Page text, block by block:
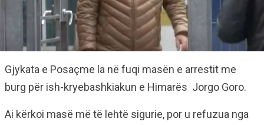
Gjykata e Posaçme la në fuqi masën e arrestit me
burg për ish-kryebashkiakun e Himarës Jorgo Goro.
Ai kërkoi masë më të lehtë sigurie, por u refuzua nga